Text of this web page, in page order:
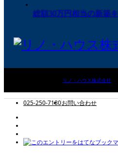
総額30万円相当の新築
リノ・ハウス株式会社
025-250-7180お問い合わせ